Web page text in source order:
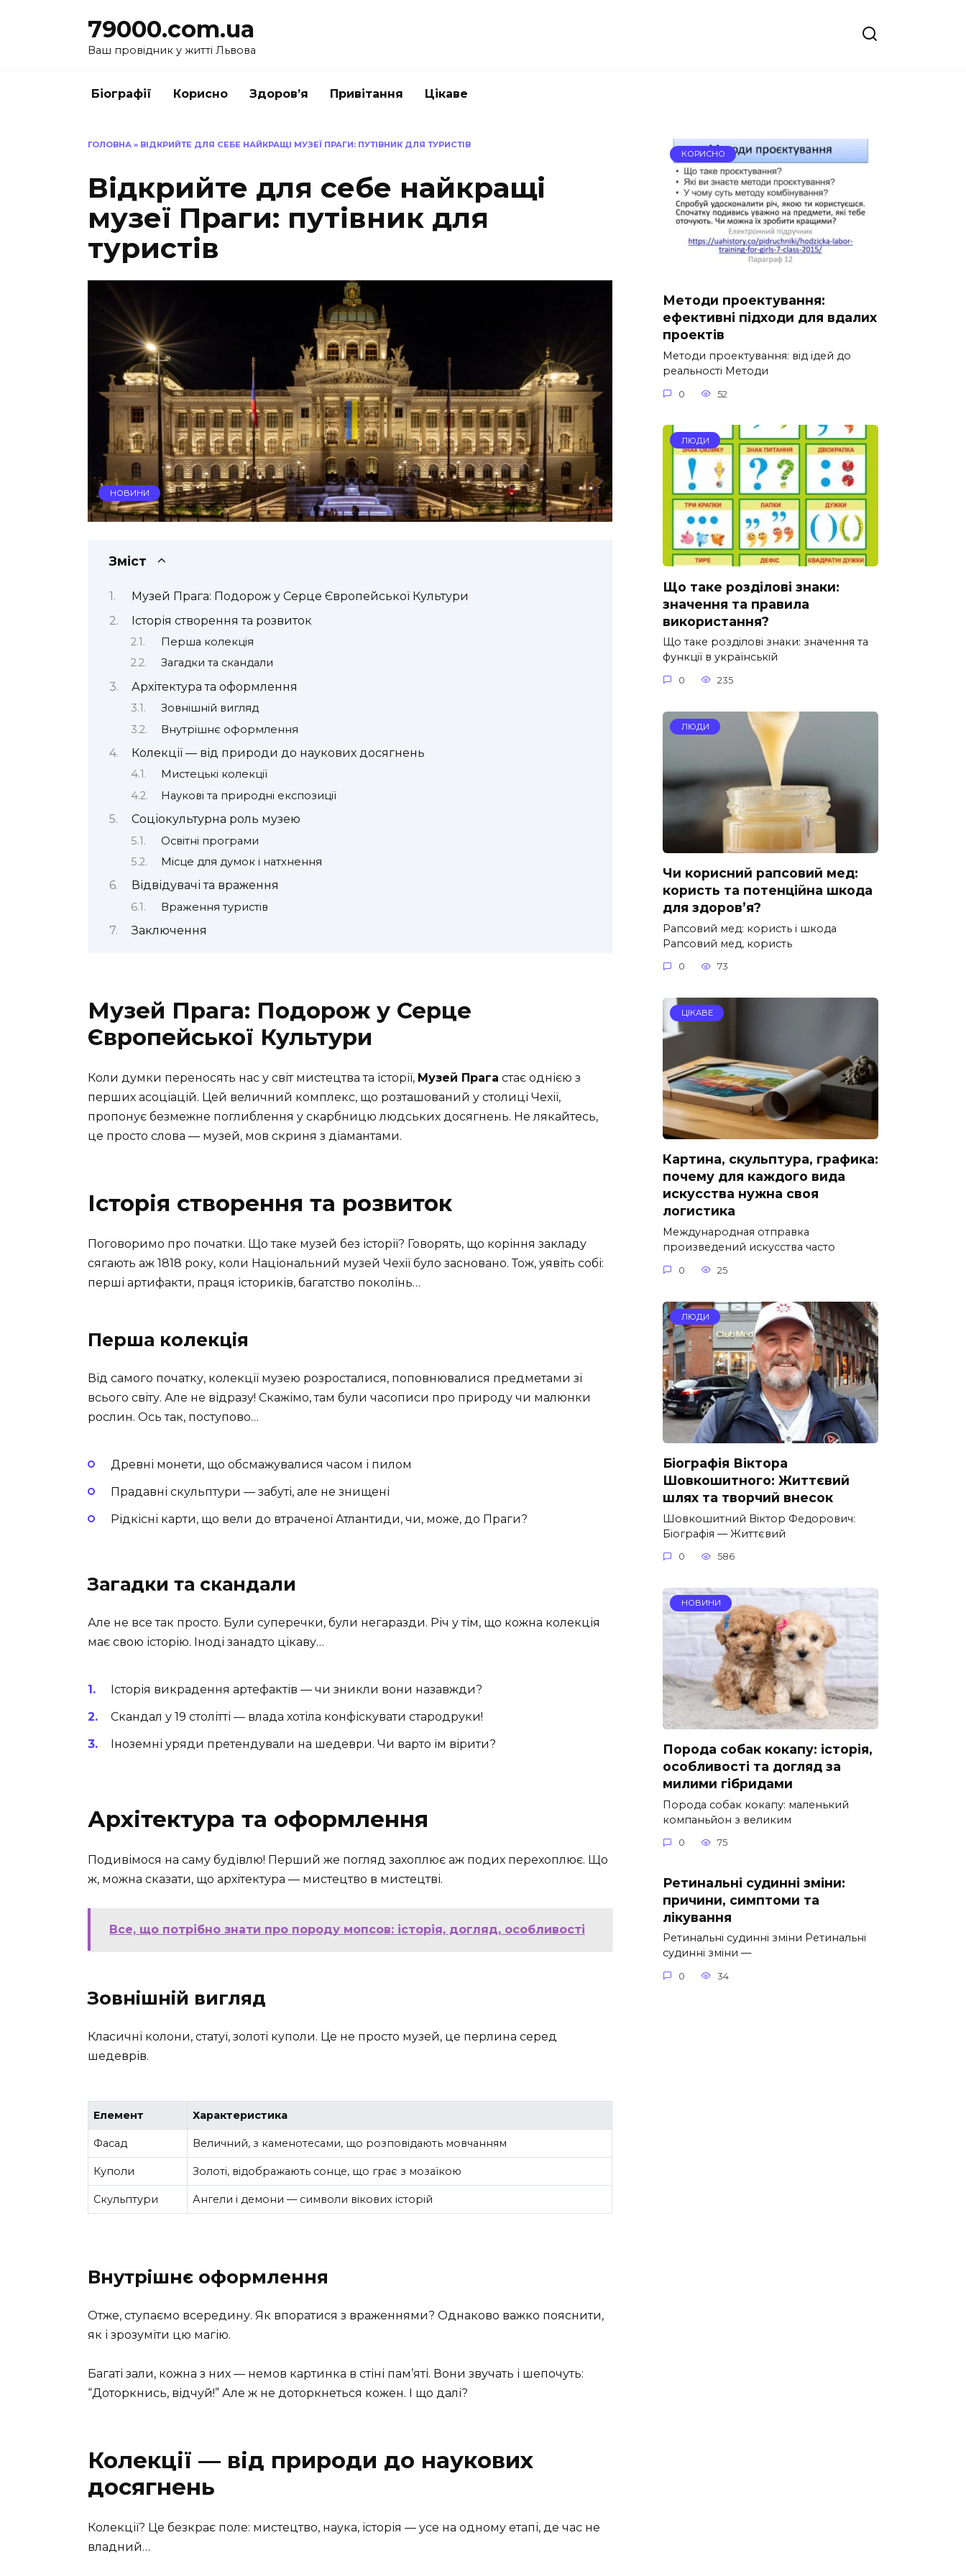
79000.com.ua
Ваш провідник у житті Львова
Біографії Корисно Здоров’я Привітання Цікаве
ГОЛОВНА » ВІДКРИЙТЕ ДЛЯ СЕБЕ НАЙКРАЩІ МУЗЕЇ ПРАГИ: ПУТІВНИК ДЛЯ ТУРИСТІВ
Відкрийте для себе найкращі
музеї Праги: путівник для
туристів
НОВИНИ
Зміст
Музей Прага: Подорож у Серце Європейської Культури
Історія створення та розвиток
Перша колекція
Загадки та скандали
Архітектура та оформлення
Зовнішній вигляд
Внутрішнє оформлення
Колекції — від природи до наукових досягнень
Мистецькі колекції
Наукові та природні експозиції
Соціокультурна роль музею
Освітні програми
Місце для думок і натхнення
Відвідувачі та враження
Враження туристів
Заключення
Музей Прага: Подорож у Серце
Європейської Культури
Коли думки переносять нас у світ мистецтва та історії, Музей Прага стає однією з
перших асоціацій. Цей величний комплекс, що розташований у столиці Чехії,
пропонує безмежне поглиблення у скарбницю людських досягнень. Не лякайтесь,
це просто слова — музей, мов скриня з діамантами.
Історія створення та розвиток
Поговоримо про початки. Що таке музей без історії? Говорять, що коріння закладу
сягають аж 1818 року, коли Національний музей Чехії було засновано. Тож, уявіть собі:
перші артифакти, праця істориків, багатство поколінь…
Перша колекція
Від самого початку, колекції музею розросталися, поповнювалися предметами зі
всього світу. Але не відразу! Скажімо, там були часописи про природу чи малюнки
рослин. Ось так, поступово…
Древні монети, що обсмажувалися часом і пилом
Прадавні скульптури — забуті, але не знищені
Рідкісні карти, що вели до втраченої Атлантиди, чи, може, до Праги?
Загадки та скандали
Але не все так просто. Були суперечки, були негаразди. Річ у тім, що кожна колекція
має свою історію. Іноді занадто цікаву…
Історія викрадення артефактів — чи зникли вони назавжди?
Скандал у 19 столітті — влада хотіла конфіскувати стародруки!
Іноземні уряди претендували на шедеври. Чи варто їм вірити?
Архітектура та оформлення
Подивімося на саму будівлю! Перший же погляд захоплює аж подих перехоплює. Що
ж, можна сказати, що архітектура — мистецтво в мистецтві.
Все, що потрібно знати про породу мопсов: історія, догляд, особливості
Зовнішній вигляд
Класичні колони, статуї, золоті куполи. Це не просто музей, це перлина серед
шедеврів.
Елемент Характеристика
Фасад Величний, з каменотесами, що розповідають мовчанням
Куполи Золоті, відображають сонце, що грає з мозаїкою
Скульптури Ангели і демони — символи вікових історій
Внутрішнє оформлення
Отже, ступаємо всередину. Як впоратися з враженнями? Однаково важко пояснити,
як і зрозуміти цю магію.
Багаті зали, кожна з них — немов картинка в стіні пам’яті. Вони звучать і шепочуть:
“Доторкнись, відчуй!” Але ж не доторкнеться кожен. І що далі?
Колекції — від природи до наукових
досягнень
Колекції? Це безкрає поле: мистецтво, наука, історія — усе на одному етапі, де час не
владний…
КОРИСНО
Методи проектування:
ефективні підходи для вдалих
проектів
Методи проектування: від ідей до
реальності Методи
0 52
ЛЮДИ
Що таке розділові знаки:
значення та правила
використання?
Що таке розділові знаки: значення та
функції в українській
0 235
ЛЮДИ
Чи корисний рапсовий мед:
користь та потенційна шкода
для здоров’я?
Рапсовий мед: користь і шкода
Рапсовий мед, користь
0 73
ЦІКАВЕ
Картина, скульптура, графика:
почему для каждого вида
искусства нужна своя
логистика
Международная отправка
произведений искусства часто
0 25
ЛЮДИ
Біографія Віктора
Шовкошитного: Життєвий
шлях та творчий внесок
Шовкошитний Віктор Федорович:
Біографія — Життєвий
0 586
НОВИНИ
Порода собак кокапу: історія,
особливості та догляд за
милими гібридами
Порода собак кокапу: маленький
компаньйон з великим
0 75
Ретинальні судинні зміни:
причини, симптоми та
лікування
Ретинальні судинні зміни Ретинальні
судинні зміни —
0 34